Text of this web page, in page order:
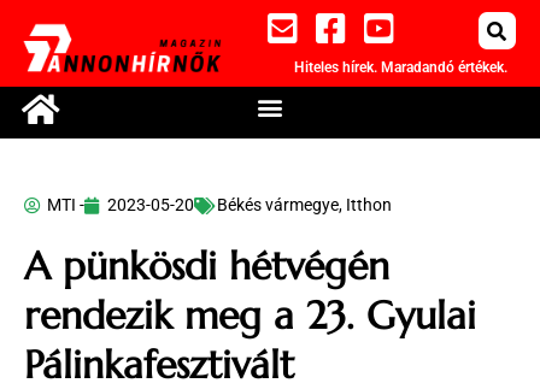
Hiteles hírek. Maradandó értékek.
MTI - 2023-05-20 Békés vármegye, Itthon
A pünkösdi hétvégén
rendezik meg a 23. Gyulai
Pálinkafesztivált